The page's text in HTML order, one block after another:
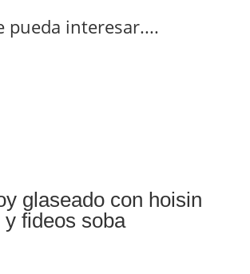
pueda interesar....
glaseado con hoisin
y fideos soba